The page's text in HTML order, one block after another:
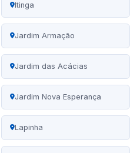
Itinga
Jardim Armação
Jardim das Acácias
Jardim Nova Esperança
Lapinha